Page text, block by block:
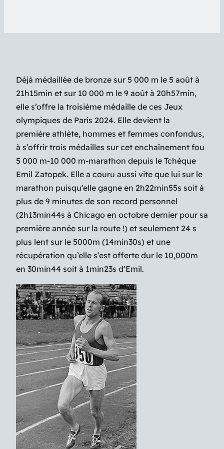
Déjà médaillée de bronze sur 5 000 m le 5 août à
21h15min et sur 10 000 m le 9 août à 20h57min,
elle s’offre la troisième médaille de ces Jeux
olympiques de Paris 2024. Elle devient la
première athlète, hommes et femmes confondus,
à s’offrir trois médailles sur cet enchaînement fou
5 000 m-10 000 m-marathon depuis le Tchèque
Emil Zatopek. Elle a couru aussi vite que lui sur le
marathon puisqu’elle gagne en 2h22min55s soit à
plus de 9 minutes de son record personnel
(2h13min44s à Chicago en octobre dernier pour sa
première année sur la route !) et seulement 24 s
plus lent sur le 5000m (14min30s) et une
récupération qu’elle s’est offerte dur le 10,000m
en 30min44 soit à 1min23s d’Emil.